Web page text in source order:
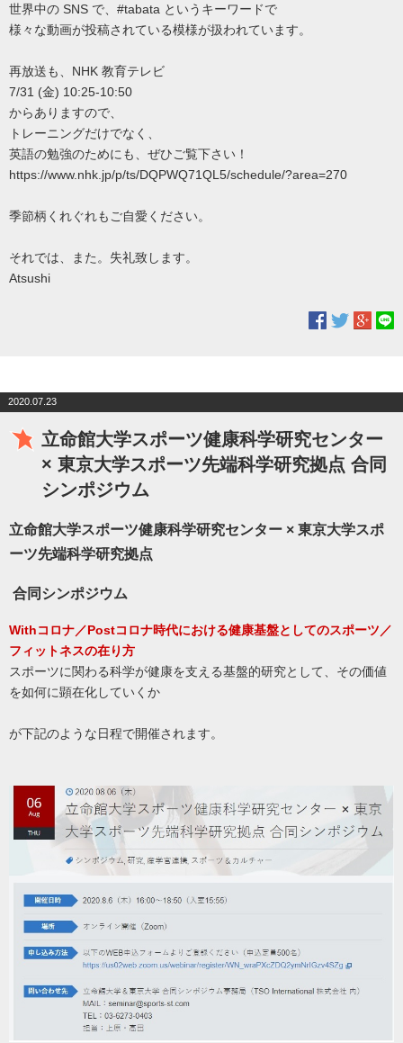
世界中の SNS で、#tabata というキーワードで
様々な動画が投稿されている模様が扱われています。
再放送も、NHK 教育テレビ
7/31 (金) 10:25-10:50
からありますので、
トレーニングだけでなく、
英語の勉強のためにも、ぜひご覧下さい！
https://www.nhk.jp/p/ts/DQPWQ71QL5/schedule/?area=270
季節柄くれぐれもご自愛ください。
それでは、また。失礼致します。
Atsushi
2020.07.23
立命館大学スポーツ健康科学研究センター
× 東京大学スポーツ先端科学研究拠点 合同
シンポジウム
立命館大学スポーツ健康科学研究センター × 東京大学スポ
ーツ先端科学研究拠点
合同シンポジウム
Withコロナ／Postコロナ時代における健康基盤としてのスポーツ／
フィットネスの在り方
スポーツに関わる科学が健康を支える基盤的研究として、その価値
を如何に顕在化していくか
が下記のような日程で開催されます。